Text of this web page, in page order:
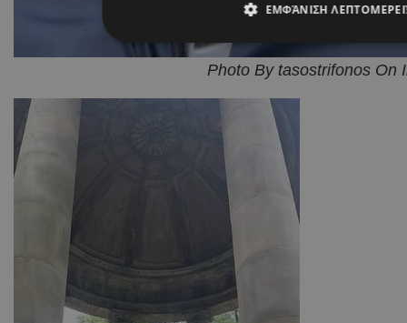
Photo By tasostrifonos On
ΕΜΦΆΝΙΣΗ